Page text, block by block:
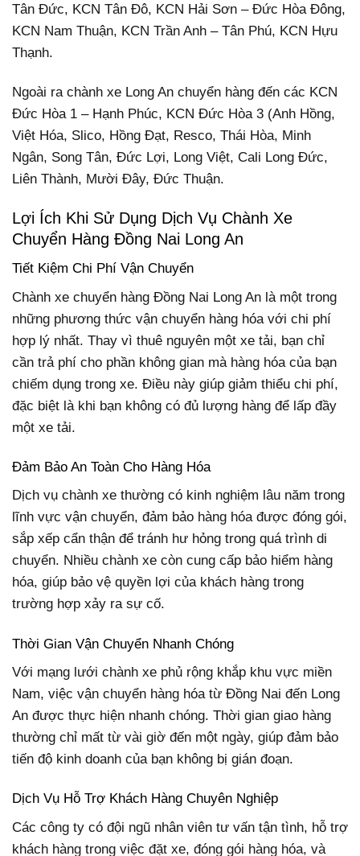
Tân Đức, KCN Tân Đô, KCN Hải Sơn – Đức Hòa Đông,
KCN Nam Thuận, KCN Trần Anh – Tân Phú, KCN Hựu
Thạnh.
Ngoài ra chành xe Long An chuyển hàng đến các KCN
Đức Hòa 1 – Hạnh Phúc, KCN Đức Hòa 3 (Anh Hồng,
Việt Hóa, Slico, Hồng Đạt, Resco, Thái Hòa, Minh
Ngân, Song Tân, Đức Lợi, Long Việt, Cali Long Đức,
Liên Thành, Mười Đây, Đức Thuận.
Lợi Ích Khi Sử Dụng Dịch Vụ Chành Xe
Chuyển Hàng Đồng Nai Long An
Tiết Kiệm Chi Phí Vận Chuyển
Chành xe chuyển hàng Đồng Nai Long An là một trong
những phương thức vận chuyển hàng hóa với chi phí
hợp lý nhất. Thay vì thuê nguyên một xe tải, bạn chỉ
cần trả phí cho phần không gian mà hàng hóa của bạn
chiếm dụng trong xe. Điều này giúp giảm thiểu chi phí,
đặc biệt là khi bạn không có đủ lượng hàng để lấp đầy
một xe tải.
Đảm Bảo An Toàn Cho Hàng Hóa
Dịch vụ chành xe thường có kinh nghiệm lâu năm trong
lĩnh vực vận chuyển, đảm bảo hàng hóa được đóng gói,
sắp xếp cẩn thận để tránh hư hỏng trong quá trình di
chuyển. Nhiều chành xe còn cung cấp bảo hiểm hàng
hóa, giúp bảo vệ quyền lợi của khách hàng trong
trường hợp xảy ra sự cố.
Thời Gian Vận Chuyển Nhanh Chóng
Với mạng lưới chành xe phủ rộng khắp khu vực miền
Nam, việc vận chuyển hàng hóa từ Đồng Nai đến Long
An được thực hiện nhanh chóng. Thời gian giao hàng
thường chỉ mất từ vài giờ đến một ngày, giúp đảm bảo
tiến độ kinh doanh của bạn không bị gián đoạn.
Dịch Vụ Hỗ Trợ Khách Hàng Chuyên Nghiệp
Các công ty có đội ngũ nhân viên tư vấn tận tình, hỗ trợ
khách hàng trong việc đặt xe, đóng gói hàng hóa, và